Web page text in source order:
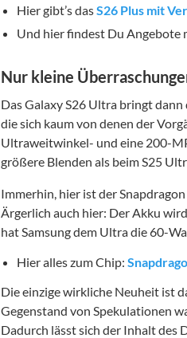
Hier gibt’s dasS26 Plus mit
Und hier findest Du Angebote
Nur kleine
Das Galaxy S26 Ultra bringt
die sich kaum von denen der
Ultraweitwinkel- und eine 200-
größere Blenden als beim S25
Immerhin, hier ist der
Ärgerlich auch hier: Der Akku
hat Samsung dem Ultra die 60-
Hier alles zum Chip:
Die einzige wirkliche Neuheit ist
Gegenstand von Spekulationen
Dadurch lässt sich der Inhalt des